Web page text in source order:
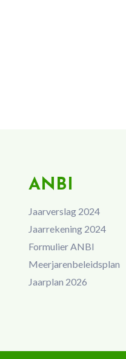
ANBI
Jaarverslag 2024
Jaarrekening 2024
Formulier ANBI
Meerjarenbeleidsplan
Jaarplan 2026